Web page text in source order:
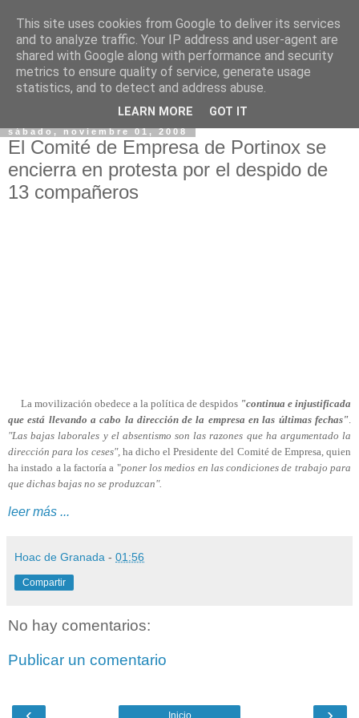
sábado, noviembre 01, 2008
El Comité de Empresa de Portinox se
encierra en protesta por el despido de
13 compañeros
La movilización obedece a la política de despidos "continua e injustificada
que está llevando a cabo la dirección de la empresa en las últimas fechas"
"Las bajas laborales y el absentismo son las razones que ha argumentado la
dirección para los ceses", ha dicho el Presidente del Comité de Empresa, quien
ha instado a la factoría a "poner los medios en las condiciones de trabajo para
que dichas bajas no se produzcan".
leer más ...
Hoac de Granada - 01:56
Compartir
No hay comentarios:
Publicar un comentario
Inicio
This site uses cookies from Google to deliver its services
and to analyze traffic. Your IP address and user-agent are
shared with Google along with performance and security
metrics to ensure quality of service, generate usage
statistics, and to detect and address abuse.
LEARN MORE GOT IT